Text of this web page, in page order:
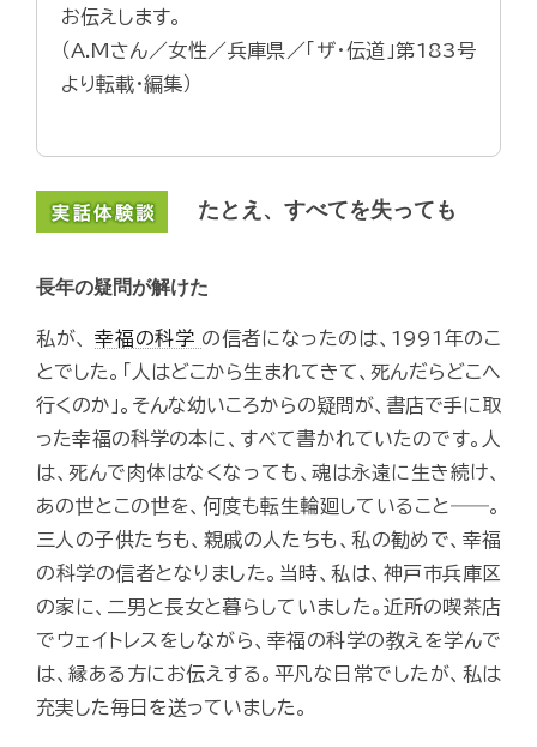
お伝えします。
（A.Mさん／女性／兵庫県／「ザ・伝道」第183号
より転載・編集）
たとえ、すべてを失っても
長年の疑問が解けた
私が、幸福の科学 の信者になったのは、1991年のこ
とでした。「人はどこから生まれてきて、死んだらどこへ
行くのか」。そんな幼いころからの疑問が、書店で手に取
った幸福の科学の本に、すべて書かれていたのです。人
は、死んで肉体はなくなっても、魂は永遠に生き続け、
あの世とこの世を、何度も転生輪廻していること――。
三人の子供たちも、親戚の人たちも、私の勧めで、幸福
の科学の信者となりました。当時、私は、神戸市兵庫区
の家に、二男と長女と暮らしていました。近所の喫茶店
でウェイトレスをしながら、幸福の科学の教えを学んで
は、縁ある方にお伝えする。平凡な日常でしたが、私は
充実した毎日を送っていました。